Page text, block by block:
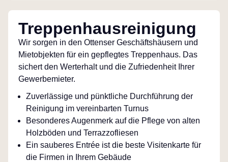
Treppenhausreinigung
Wir sorgen in den Ottenser Geschäftshäusern und
Mietobjekten für ein gepflegtes Treppenhaus. Das
sichert den Werterhalt und die Zufriedenheit Ihrer
Gewerbemieter.
Zuverlässige und pünktliche Durchführung der
Reinigung im vereinbarten Turnus
Besonderes Augenmerk auf die Pflege von alten
Holzböden und Terrazzofliesen
Ein sauberes Entrée ist die beste Visitenkarte für
die Firmen in Ihrem Gebäude